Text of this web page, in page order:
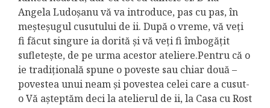
Angela Ludoșanu vă va introduce, pas cu pas, în
meşteşugul cusutului de ii. După o vreme, vă veţi
fi făcut singure ia dorită şi vă veţi fi îmbogăţit
sufleteşte, de pe urma acestor ateliere.Pentru că o
ie tradiţională spune o poveste sau chiar două –
povestea unui neam şi povestea celei care a cusut-
o Vă aşteptăm deci la atelierul de ii, la Casa cu Rost